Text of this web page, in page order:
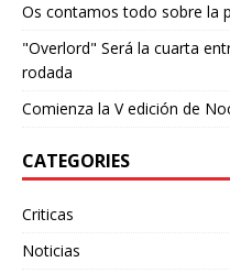
Os contamos todo sobre la
"Overlord" Será la cuarta
rodada
Comienza la V edición de
CATEGORIES
Criticas
Noticias